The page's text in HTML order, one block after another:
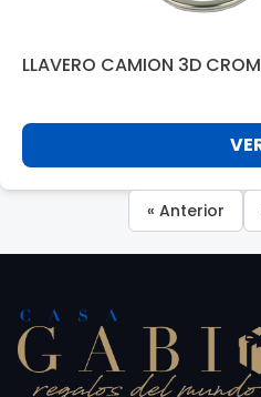
LLAVERO CAMION 3D
« Anterior